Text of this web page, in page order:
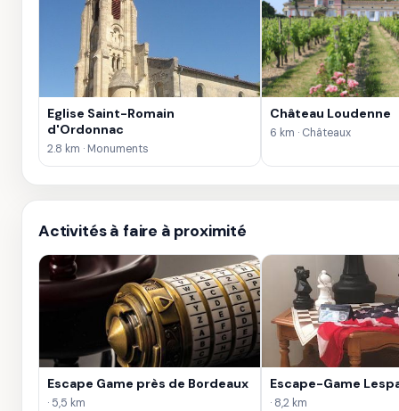
Eglise Saint-Romain
d'Ordonnac
2.8 km · Monuments
Château Loudenne
6 km · Châteaux
Activités à faire à proximité
Escape Game près de Bordeaux
· 5,5 km
Escape-Game
· 8,2 km